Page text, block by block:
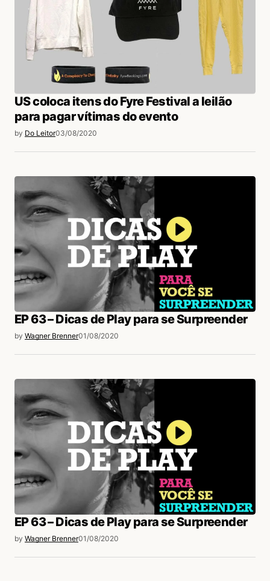
US coloca itens do Fyre Festival a leilão
para pagar vítimas do evento
by Do Leitor03/08/2020
EP 63 – Dicas de Play para se Surpreender
by Wagner Brenner01/08/2020
EP 63 – Dicas de Play para se Surpreender
by Wagner Brenner01/08/2020